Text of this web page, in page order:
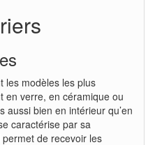
les modèles les plus
en verre, en céramique ou
aussi bien en intérieur qu’en
caractérise par sa
de recevoir les